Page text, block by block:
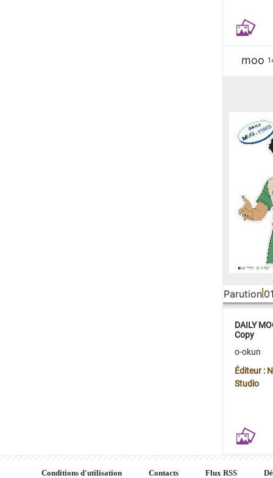
moo
Parution
DAILY
Copy
o-okun
Éditeur :
Studio
Conditions d'utilisation Contacts Flux RSS